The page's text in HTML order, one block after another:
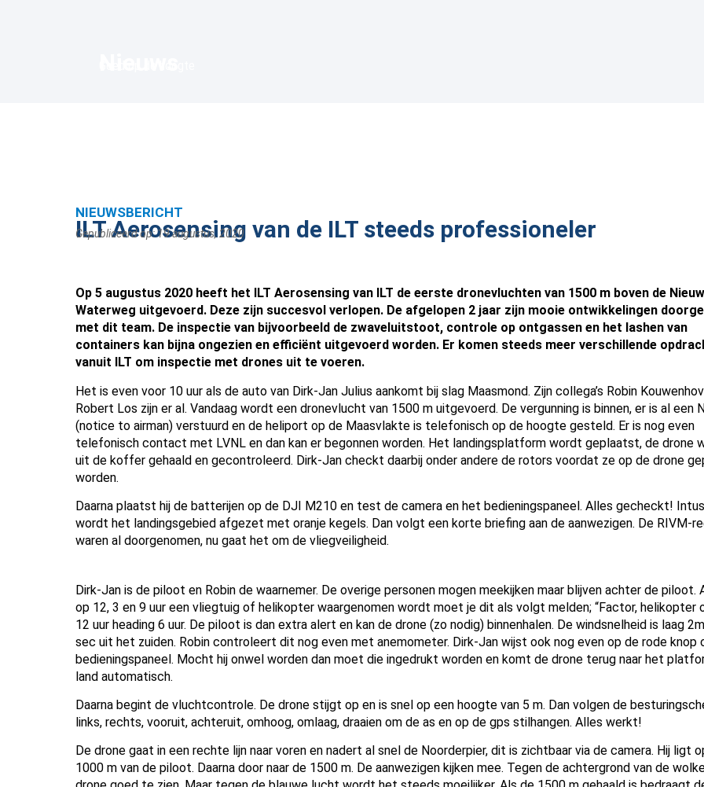
NIEUWSBERICHT
ILT Aerosensing van de ILT steeds professioneler
Gepubliceerd op:19 augustus, 2020
Op 5 augustus 2020 heeft het ILT Aerosensing van ILT de eerste dronevluchten van 1500 m boven de
Waterweg uitgevoerd. Deze zijn succesvol verlopen. De afgelopen 2 jaar zijn mooie ontwikkelingen
met dit team. De inspectie van bijvoorbeeld de zwaveluitstoot, controle op ontgassen en het lashen van
containers kan bijna ongezien en efficiënt uitgevoerd worden. Er komen steeds meer verschillende
vanuit ILT om inspectie met drones uit te voeren.
Het is even voor 10 uur als de auto van Dirk-Jan Julius aankomt bij slag Maasmond. Zijn collega’s Robin
Robert Los zijn er al. Vandaag wordt een dronevlucht van 1500 m uitgevoerd. De vergunning is binnen, er is al een
(notice to airman) verstuurd en de heliport op de Maasvlakte is telefonisch op de hoogte gesteld. Er is nog even
telefonisch contact met LVNL en dan kan er begonnen worden. Het landingsplatform wordt geplaatst, de drone
uit de koffer gehaald en gecontroleerd. Dirk-Jan checkt daarbij onder andere de rotors voordat ze op de drone
worden.
Daarna plaatst hij de batterijen op de DJI M210 en test de camera en het bedieningspaneel. Alles gecheckt!
wordt het landingsgebied afgezet met oranje kegels. Dan volgt een korte briefing aan de aanwezigen. De RIVM-
waren al doorgenomen, nu gaat het om de vliegveiligheid.
Dirk-Jan is de piloot en Robin de waarnemer. De overige personen mogen meekijken maar blijven achter de piloot.
op 12, 3 en 9 uur een vliegtuig of helikopter waargenomen wordt moet je dit als volgt melden; “Factor, helikopter
12 uur heading 6 uur. De piloot is dan extra alert en kan de drone (zo nodig) binnenhalen. De windsnelheid is laag
sec uit het zuiden. Robin controleert dit nog even met anemometer. Dirk-Jan wijst ook nog even op de rode knop
bedieningspaneel. Mocht hij onwel worden dan moet die ingedrukt worden en komt de drone terug naar het
land automatisch.
Daarna begint de vluchtcontrole. De drone stijgt op en is snel op een hoogte van 5 m. Dan volgen de
links, rechts, vooruit, achteruit, omhoog, omlaag, draaien om de as en op de gps stilhangen. Alles werkt!
De drone gaat in een rechte lijn naar voren en nadert al snel de Noorderpier, dit is zichtbaar via de camera. Hij ligt
1000 m van de piloot. Daarna door naar de 1500 m. De aanwezigen kijken mee. Tegen de achtergrond van de